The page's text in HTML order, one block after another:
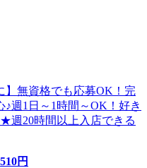
】無資格でも応募OK！完
週1日～1時間～OK！好き
週20時間以上入店できる
円